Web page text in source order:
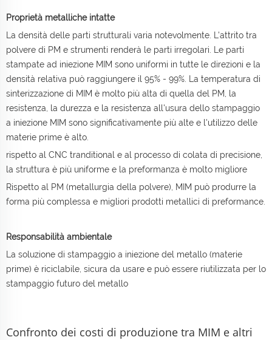
Proprietà metalliche intatte
La densità delle parti strutturali varia notevolmente. L'attrito tra
polvere di PM e strumenti renderà le parti irregolari. Le parti
stampate ad iniezione MIM sono uniformi in tutte le direzioni e la
densità relativa può raggiungere il 95% - 99%. La temperatura di
sinterizzazione di MIM è molto più alta di quella del PM, la
resistenza, la durezza e la resistenza all'usura dello stampaggio
a iniezione MIM sono significativamente più alte e l'utilizzo delle
materie prime è alto.
rispetto al CNC tranditional e al processo di colata di precisione,
la struttura è più uniforme e la preformanza è molto migliore
Rispetto al PM (metallurgia della polvere), MIM può produrre la
forma più complessa e migliori prodotti metallici di preformance.
Responsabilità ambientale
La soluzione di stampaggio a iniezione del metallo (materie
prime) è riciclabile, sicura da usare e può essere riutilizzata per lo
stampaggio futuro del metallo
Confronto dei costi di produzione tra MIM e altri